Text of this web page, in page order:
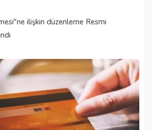
ilişkin düzenleme Resmi